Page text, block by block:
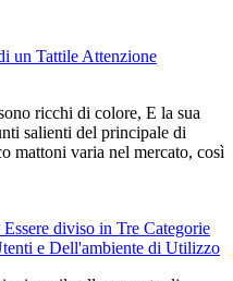
un Tattile Attenzione
ricchi di colore, E la sua
salienti del principale di
mattoni varia nel mercato, così
diviso in Tre Categorie
e Dell'ambiente di Utilizzo